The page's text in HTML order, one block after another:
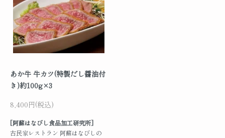
あか牛 牛カツ(特製だし醤油付
き)約100g×3
8,400円(税込)
[阿蘇はなびし食品加工研究所]
古民家レストラン 阿蘇はなびしの